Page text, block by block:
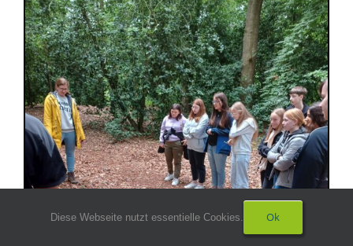
Diese Webseite nutzt essentielle Cookies. Ok